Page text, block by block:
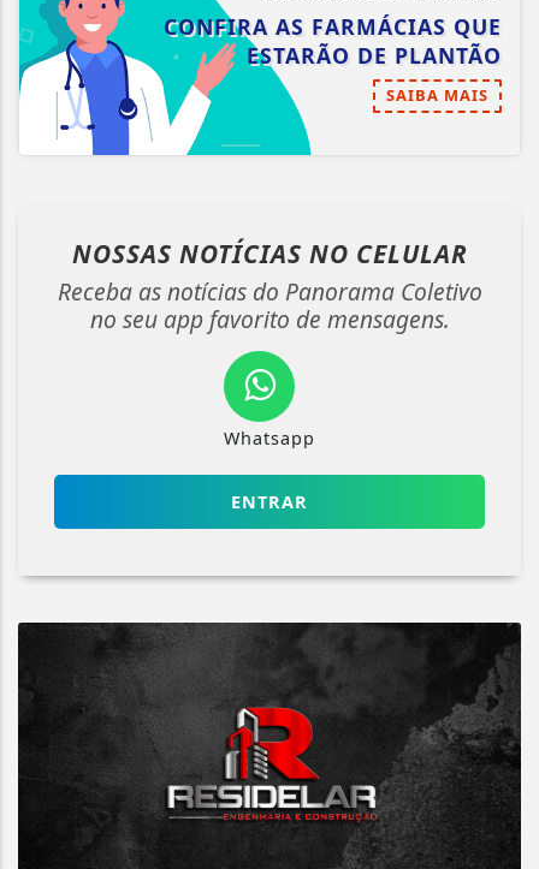
CONFIRA AS FARMÁCIAS QUE
ESTARÃO DE PLANTÃO
SAIBA MAIS
NOSSAS NOTÍCIAS NO CELULAR
Receba as notícias do Panorama Coletivo
no seu app favorito de mensagens.
Whatsapp
ENTRAR